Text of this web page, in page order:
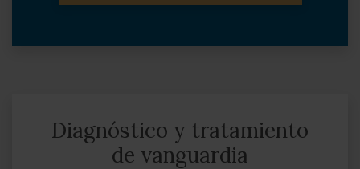
Diagnóstico y tratamiento
de vanguardia